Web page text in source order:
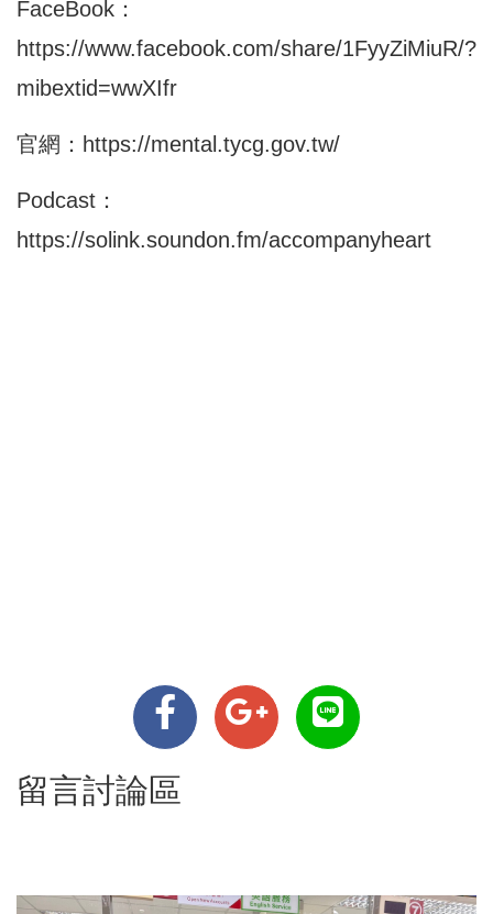
FaceBook：
https://www.facebook.com/share/1FyyZiMiuR/?
mibextid=wwXIfr
官網： https://mental.tycg.gov.tw/
Podcast：
https://solink.soundon.fm/accompanyheart
留言討論區